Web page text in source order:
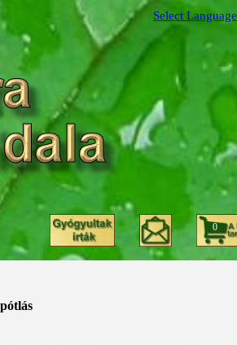
Select Language
0
pótlás